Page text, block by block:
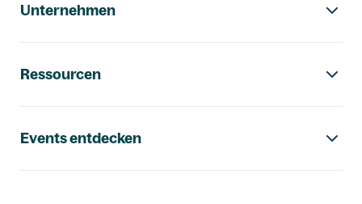
Unternehmen
Ressourcen
Events entdecken